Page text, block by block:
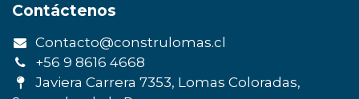
Contáctenos
Contacto@construlomas.cl
+56 9 8616 4668
Javiera Carrera 7353, Lomas Coloradas,